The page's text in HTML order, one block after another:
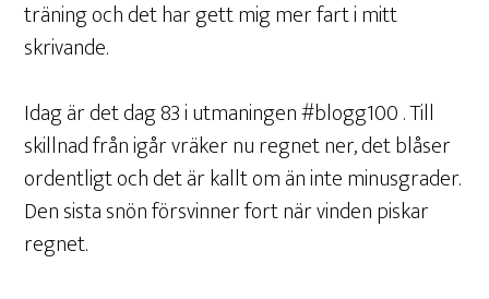
träning och det har gett mig mer fart i mitt
skrivande.
Idag är det dag 83 i utmaningen #blogg100 . Till
skillnad från igår vräker nu regnet ner, det blåser
ordentligt och det är kallt om än inte minusgrader.
Den sista snön försvinner fort när vinden piskar
regnet.